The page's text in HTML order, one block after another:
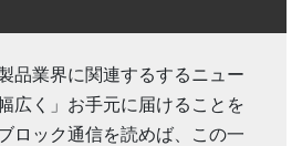
品業界に関連するするニュー
広く」お手元に届けることを
ロック通信を読めば、この一